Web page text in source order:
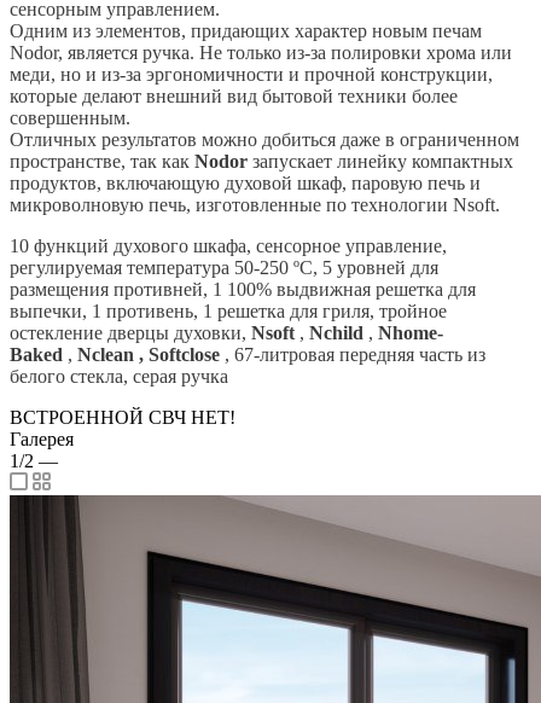
сенсорным управлением.
Одним из элементов, придающих характер новым печам
Nodor, является ручка. Не только из-за полировки хрома или
меди, но и из-за эргономичности и прочной конструкции,
которые делают внешний вид бытовой техники более
совершенным.
Отличных результатов можно добиться даже в ограниченном
пространстве, так как Nodor запускает линейку компактных
продуктов, включающую духовой шкаф, паровую печь и
микроволновую печь, изготовленные по технологии Nsoft.
10 функций духового шкафа, сенсорное управление,
регулируемая температура 50-250 ºC, 5 уровней для
размещения противней, 1 100% выдвижная решетка для
выпечки, 1 противень, 1 решетка для гриля, тройное
остекление дверцы духовки, Nsoft , Nchild , Nhome-
Baked , Nclean , Softclose , 67-литровая передняя часть из
белого стекла, серая ручка
ВСТРОЕННОЙ СВЧ НЕТ!
Галерея
1/2 —